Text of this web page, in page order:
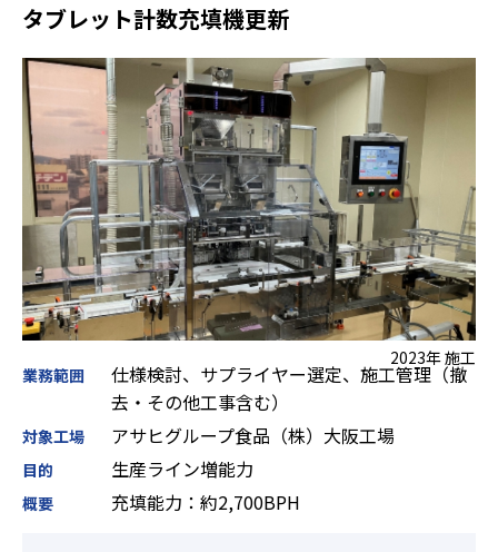
タブレット計数充填機更新
2023年 施工
業務範囲
仕様検討、サプライヤー選定、施工管理（撤
去・その他工事含む）
対象工場 アサヒグループ食品（株）大阪工場
目的 生産ライン増能力
概要 充填能力：約2,700BPH